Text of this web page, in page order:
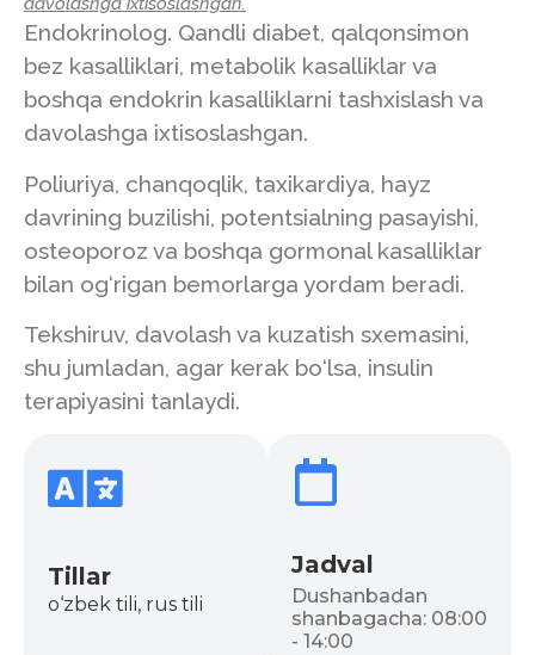
Endokrinolog. Qandli diabet, qalqonsimon
bez kasalliklari, metabolik kasalliklar va
boshqa endokrin kasalliklarni tashxislash va
davolashga ixtisoslashgan.
Poliuriya, chanqoqlik, taxikardiya, hayz
davrining buzilishi, potentsialning pasayishi,
osteoporoz va boshqa gormonal kasalliklar
bilan og‘rigan bemorlarga yordam beradi.
Tekshiruv, davolash va kuzatish sxemasini,
shu jumladan, agar kerak bo‘lsa, insulin
terapiyasini tanlaydi.
Tillar
o‘zbek tili, rus tili
Jadval
Dushanbadan
shanbagacha: 08:00
- 14:00